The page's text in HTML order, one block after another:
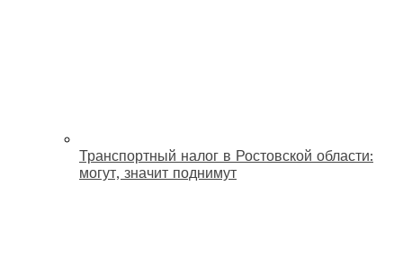
Транспортный налог в Ростовской области:
могут, значит поднимут